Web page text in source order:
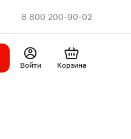
8 800 200-90-02
Войти Корзина